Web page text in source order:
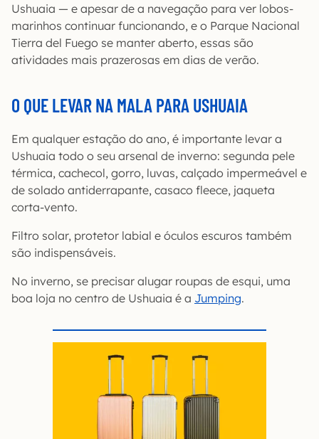
Ushuaia — e apesar de a navegação para ver lobos-
marinhos continuar funcionando, e o Parque Nacional
Tierra del Fuego se manter aberto, essas são
atividades mais prazerosas em dias de verão.
O QUE LEVAR NA MALA PARA USHUAIA
Em qualquer estação do ano, é importante levar a
Ushuaia todo o seu arsenal de inverno: segunda pele
térmica, cachecol, gorro, luvas, calçado impermeável e
de solado antiderrapante, casaco fleece, jaqueta
corta-vento.
Filtro solar, protetor labial e óculos escuros também
são indispensáveis.
No inverno, se precisar alugar roupas de esqui, uma
boa loja no centro de Ushuaia é a Jumping.